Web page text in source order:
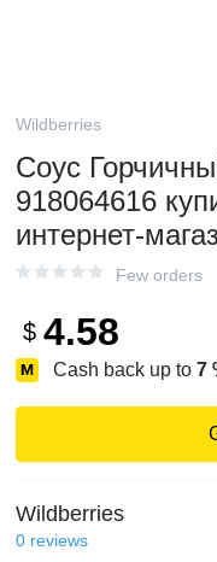
Wildberries
Соус
918064616
Few orders
$ 4.58
Cash back up to 7
Wildberries
0 reviews